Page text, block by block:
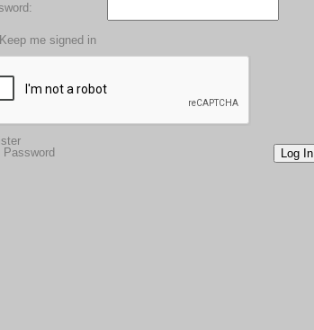
Keep me signed in
Log In
Password